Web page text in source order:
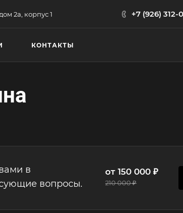
2а, корпус 1 +7 (926) 312-
КОНТАКТЫ
в
вопросы.
от 150 000 ₽
210 000 ₽